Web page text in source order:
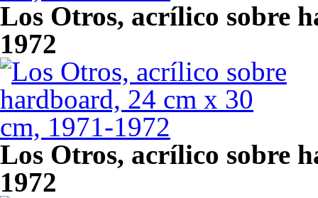
Los Otros, acrílico sobre
1972
Los Otros, acrílico sobre
1972